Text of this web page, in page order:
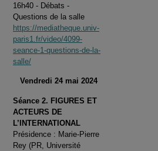
16h40 - Débats -
Questions de la salle
https://mediatheque.univ-
paris1.fr/video/4099-
seance-1-questions-de-la-
salle/
Vendredi 24 mai 2024
Séance 2. FIGURES ET
ACTEURS DE
L’INTERNATIONAL
Présidence : Marie-Pierre
Rey (PR, Université